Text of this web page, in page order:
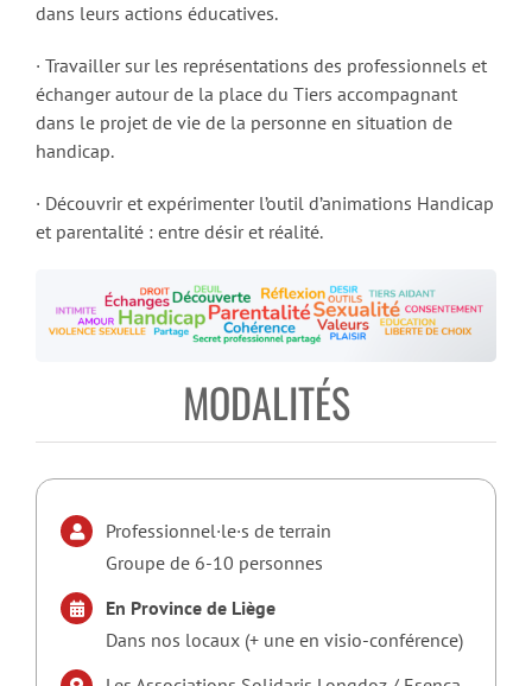
dans leurs actions éducatives.
· Travailler sur les représentations des professionnels et
échanger autour de la place du Tiers accompagnant
dans le projet de vie de la personne en situation de
handicap.
· Découvrir et expérimenter l’outil d’animations Handicap
et parentalité : entre désir et réalité.
MODALITÉS
Professionnel·le·s de terrain
Groupe de 6-10 personnes
En Province de Liège
Dans nos locaux (+ une en visio-conférence)